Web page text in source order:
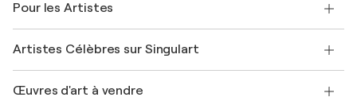
Offrir une carte cadeau
Rejoignez notre programme commercial
Mon compte
+33 1 76 44 06 42
FAQ
Magazine Singulart
Emplois
Découvrez une sélection d'art original
Pour les Artistes
Se connecter en tant qu'Artiste
Artistes Célèbres sur Singulart
Marc Chagall
Œuvres d'art à vendre